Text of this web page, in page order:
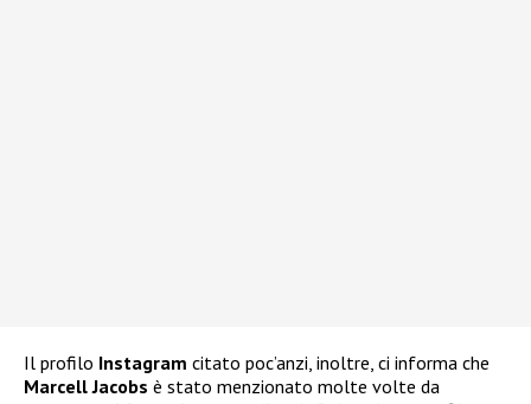
Il profilo Instagram citato poc’anzi, inoltre, ci informa che
Marcell Jacobs è stato menzionato molte volte da